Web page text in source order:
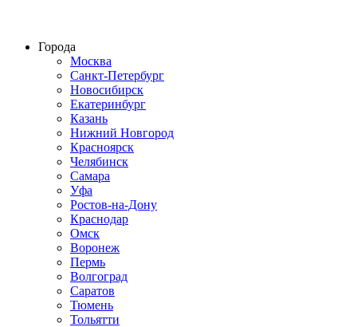
Города
Москва
Санкт-Петербург
Новосибирск
Екатеринбург
Казань
Нижний Новгород
Красноярск
Челябинск
Самара
Уфа
Ростов-на-Дону
Краснодар
Омск
Воронеж
Пермь
Волгоград
Саратов
Тюмень
Тольятти